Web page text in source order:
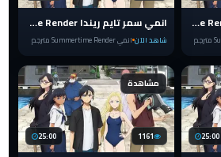
انمي سمر تايم ريندا Summertime Render الحلقة 25 مترجم انمي سمر تايم ريندا Summertime Render الحلقة 24 مترجم
شاهد الآن انمي Summertime Render مترجم
25:00
مشاهدة
25:00 1161